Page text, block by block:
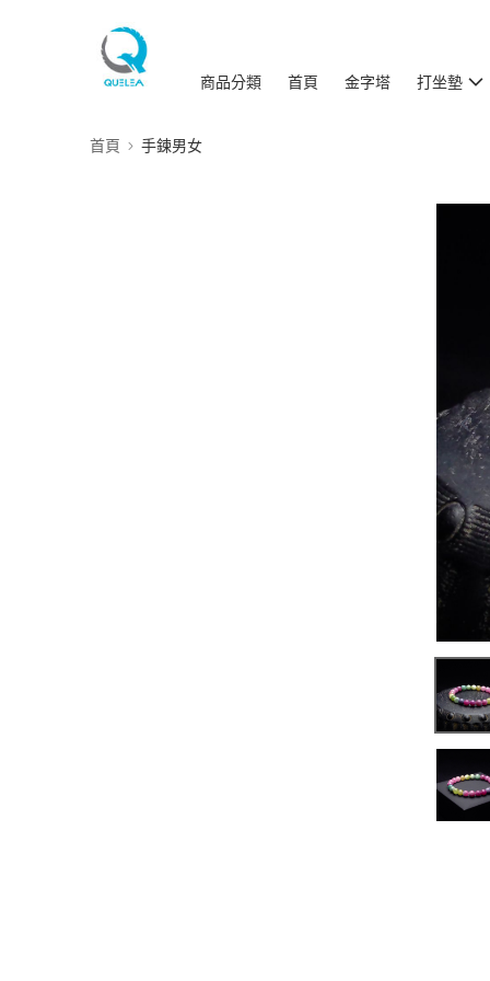
商品分類 首頁 金字塔 打坐墊
首頁 手鍊男女